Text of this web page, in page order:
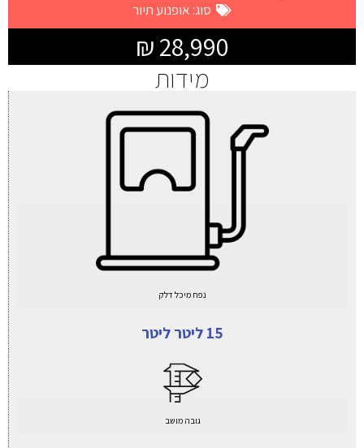
סוג: אופנוע תיור
28,990 ₪
מידות
נפח מיכל דלק
15 ליטר ליטר
גובה מושב